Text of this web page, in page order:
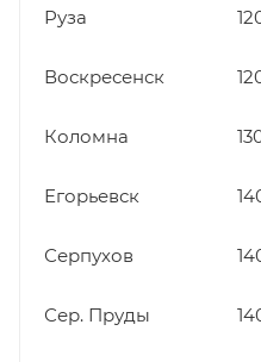
Руза
Воскресенск
Коломна
Егорьевск
Серпухов
Сер. Пруды